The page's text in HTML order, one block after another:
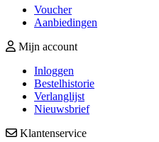
Voucher
Aanbiedingen
Mijn account
Inloggen
Bestelhistorie
Verlanglijst
Nieuwsbrief
Klantenservice